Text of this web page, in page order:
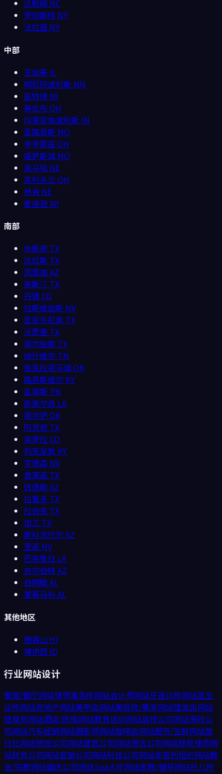
达勒姆 NC
罗彻斯特 NY
法拉盛 NY
中部
芝加哥 IL
明尼阿波利斯 MN
底特律 MI
哥伦布 OH
印第安纳波利斯 IN
圣路易斯 MO
辛辛那提 OH
堪萨斯城 MO
奥马哈 NE
克利夫兰 OH
林肯 NE
麦迪逊WI
南部
休斯顿 TX
达拉斯 TX
凤凰城AZ
奥斯汀 TX
丹佛CO
拉斯维加斯 NV
圣安东尼奥 TX
沃思堡 TX
埃尔帕索 TX
纳什维尔 TN
俄克拉荷马城OK
路易斯维尔 KY
孟菲斯 TN
新奥尔良 LA
塔尔萨OK
阿灵顿 TX
奥罗拉CO
列克星敦 KY
亨德森 NV
普莱诺 TX
钱德勒 AZ
拉雷多 TX
拉伯克 TX
加兰 TX
斯科茨代尔AZ
里诺 NV
巴吞鲁日 LA
吉尔伯特 AZ
伯明翰 AL
蒙哥马利 AL
其他地区
檀香山 HI
博伊西 ID
行业网站设计
餐馆/餐厅网站律师事务所网站会计师网站牙医诊所网站医生
诊所网站房地产网站美甲店网站美容院/美发网站理发店网站
健身房网站酒店/民宿网站教育培训网站装修公司网站保险公
司网站汽车经销网站摄影师网站咖啡店网站超市/生鲜网站旅
行社网站物流公司网站建筑公司网站保洁公司网站移民律师网
站财务公司网站营销公司网站科技公司网站非营利组织网站教
会/宗教网站婚庆公司网站Spa水疗网站家教/辅导网站托儿所